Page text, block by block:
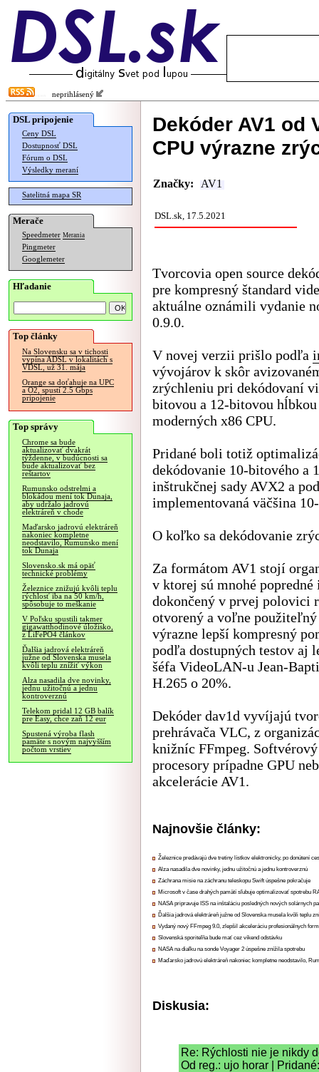
neprihlásený
DSL pripojenie
Ceny DSL
Dostupnosť DSL
Fórum o DSL
Výsledky meraní
Satelitná mapa SR
Merače
Speedmeter Merania
Pingmeter
Googlemeter
Hľadanie
Top články
Na Slovensku sa v tichosti
vypína ADSL v lokalitách s
VDSL, už 31. mája
Orange sa doťahuje na UPC
a O2, spustí 2.5 Gbps
pripojenie
Top správy
Chrome sa bude
aktualizovať dvakrát
týždenne, v budúcnosti sa
bude aktualizovať bez
reštartov
Rumunsko odstrelmi a
blokádou mení tok Dunaja,
aby udržalo jadrovú
elektráreň v chode
Maďarsko jadrovú elektráreň
nakoniec kompletne
neodstavilo, Rumunsko mení
tok Dunaja
Slovensko.sk má opäť
technické problémy
Železnice znižujú kvôli teplu
rýchlosť iba na 50 km/h,
spôsobuje to meškanie
V Poľsku spustili takmer
gigawatthodinové úložisko,
z LiFePO4 článkov
Ďalšia jadrová elektráreň
južne od Slovenska musela
kvôli teplu znížiť výkon
Alza nasadila dve novinky,
jednu užitočnú a jednu
kontroverznú
Telekom pridal 12 GB balík
pre Easy, chce zaň 12 eur
Spustená výroba flash
pamäte s novým najvyšším
počtom vrstiev
Dekóder AV1 od
CPU výrazne
Značky: AV1
DSL.sk, 17.5.2021
Tvorcovia open source
pre kompresný štandard
aktuálne oznámili vydanie
0.9.0.
V novej verzii prišlo podľa
vývojárov k skôr
zrýchleniu pri dekódovaní
bitovou a 12-bitovou hĺbkou
moderných x86 CPU.
Pridané boli totiž
dekódovanie 10-bitového a
inštrukčnej sady AVX2 a
implementovaná väčšina
O koľko sa dekódovanie
Za formátom AV1 stojí
v ktorej sú mnohé
dokončený v prvej polovici
otvorený a voľne
výrazne lepší kompresný
podľa dostupných testov aj
šéfa VideoLAN-u Jean-
H.265 o 20%.
Dekóder dav1d vyvíjajú
prehrávača VLC, z
knižníc FFmpeg.
procesory prípadne GPU
akcelerácie AV1.
Najnovšie články:
Železnice predávajú dve tretiny lístkov elektronicky, po donútení
Alza nasadila dve novinky, jednu užitočnú a jednu kontroverznú
Záchrana misie na záchranu teleskopu Swift úspešne pokračuje
Microsoft v čase drahých pamätí sľubuje optimalizovať spotrebu
NASA pripravuje ISS na inštaláciu posledných nových solárnych
Ďalšia jadrová elektráreň južne od Slovenska musela kvôli teplu
Vydaný nový FFmpeg 9.0, zlepšil akceleráciu profesionálnych
Slovenská sporiteľňa bude mať cez víkend odstávku
NASA na diaľku na sonde Voyager 2 úspešne znížila spotrebu
Maďarsko jadrovú elektráreň nakoniec kompletne neodstavilo,
Diskusia:
Re: Rýchlosti nie je nikdy
Od reg.: ujo horar |